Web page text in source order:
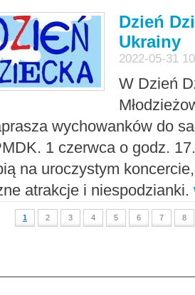
Dzień
Ukrainy
2022-05-31
W Dzień
wychowanków do
1 czerwca o godz.
na uroczystym
atrakcje i niespodzianki.
1 2 3 4 5 6 7 8